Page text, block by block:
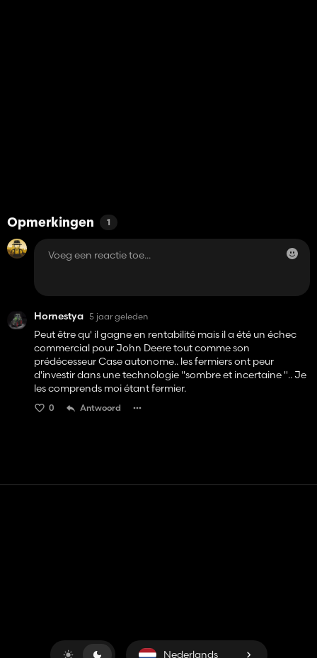
Opmerkingen 1
Hornestya 5 jaar geleden
Peut être qu' il gagne en rentabilité mais il a été un échec
commercial pour John Deere tout comme son
prédécesseur Case autonome.. les fermiers ont peur
d'investir dans une technologie ''sombre et incertaine ''.. Je
les comprends moi étant fermier.
0 Antwoord
Nederlands